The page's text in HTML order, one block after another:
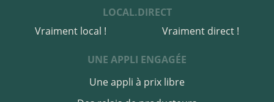
LOCAL.DIRECT
Vraiment local !
Vraiment direct !
UNE APPLI ENGAGÉE
Une appli à prix libre